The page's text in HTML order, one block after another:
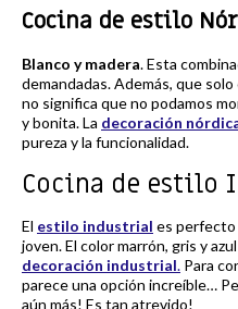
Cocina de estilo
Blanco y madera. Esta
demandadas. Además, que
no significa que no podamos
y bonita. La decoración
pureza y la funcionalidad.
Cocina de estilo
El estilo industrial es perfecto
joven. El color marrón, gris y
decoración industrial. Para
parece una opción increíble…
aún más! Es tan atrevido!